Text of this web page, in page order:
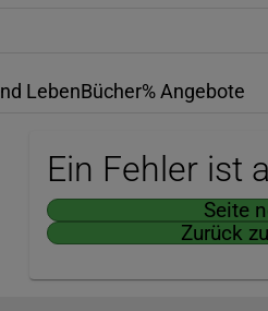
LebenBücher% Angebote
Ein Fehler ist
Seite
Zurück